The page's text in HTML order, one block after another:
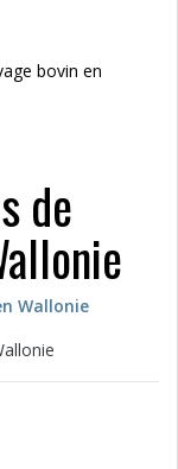
bovin en
de
Wallonie